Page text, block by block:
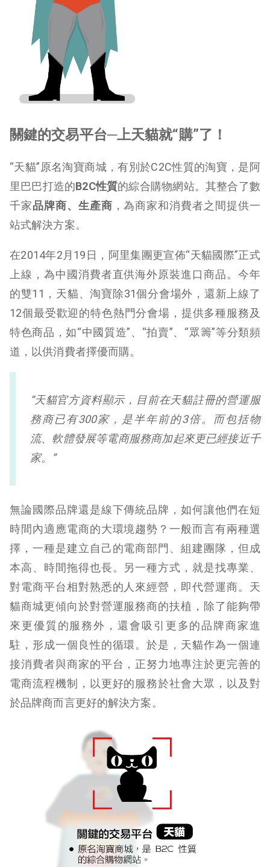
關鍵的交易平台─上天貓就“購”了 ！
“天貓”原名淘寶商城，有別於C2C性質的淘寶，是阿
里巴巴打造的B2C性質的綜合購物網站。其整合了數
千家品牌商、生產商 ，為商家和消費者之間提供一
站式解決方案。
在2014年2月19日，阿里集團更宣佈“天貓國際”正式
上線，為中國消費者直供海外原裝進口商品。今年
的雙11，天貓、淘寶除31個分會場外，還新上線了
12個最受歡迎的特色熱門分會場，提供多種服務及
特色商品，如“中國質造”、“拍賣”、“眾籌”等分類頻
道，以供消費者擇優而購。
“天貓官方資料顯示，目前在天貓註冊的營運服
務商已有300家，是半年前的3倍。而包括物
流、軟體發展等電商服務商加起來更已經接近千
家。”
無論國際品牌還是線下傳統品牌，如何讓他們在短
時間內適應電商的大環境趨勢？一般而言有兩種選
擇，一種是建立自己的電商部門、組建團隊，但成
本高、時間拖得也長。另一種方式，就是找專業、
對電商平台相對熟悉的人來經營，即代營運商。天
貓商城更傾向於對營運服務商的扶植，除了能夠帶
來更優質的服務外，還會吸引更多的品牌商家進
駐，形成一個良性的循環。於是，天貓作為一個連
接消費者與商家的平台，正努力地專注於更完善的
電商流程機制，以更好的服務於社會大眾，以及對
於品牌商而言更好的解決方案。